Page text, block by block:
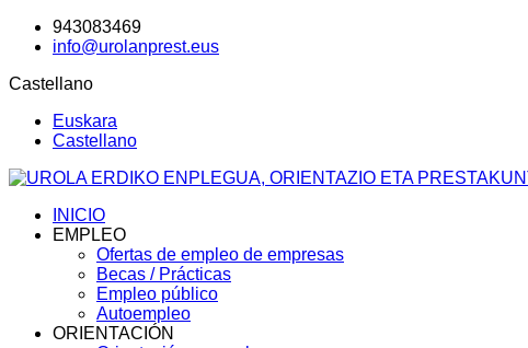
943083469
info@urolanprest.eus
Castellano
Euskara
Castellano
INICIO
EMPLEO
Ofertas de empleo de empresas
Becas / Prácticas
Empleo público
Autoempleo
ORIENTACIÓN